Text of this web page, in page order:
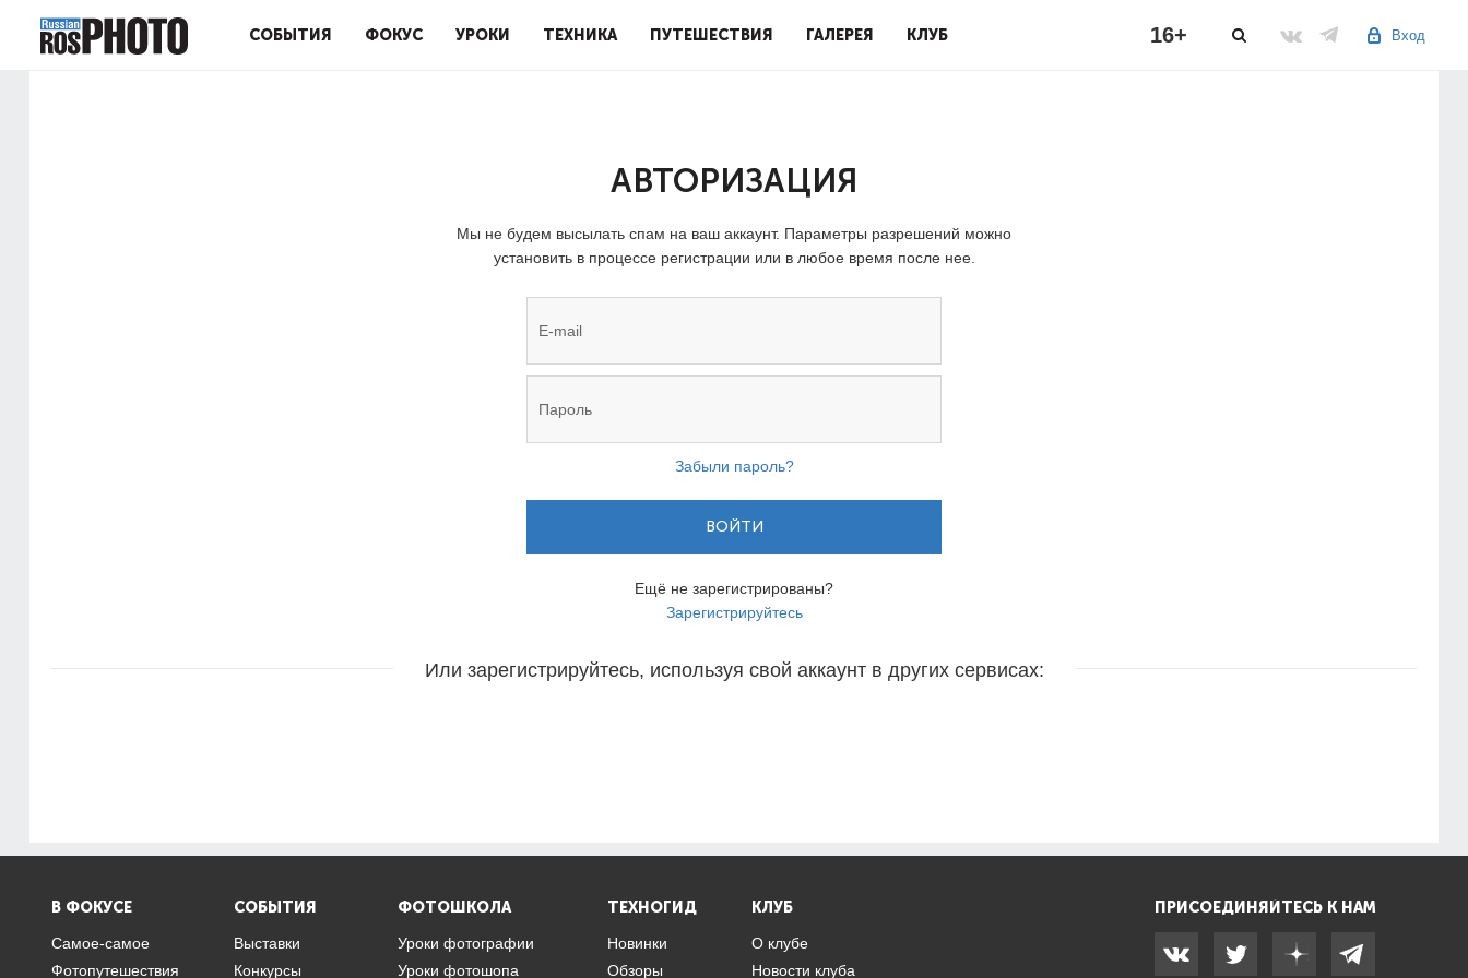
СОБЫТИЯ ФОКУС УРОКИ ТЕХНИКА ПУТЕШЕСТВИЯ ГАЛЕРЕЯ КЛУБ Вход
16+
АВТОРИЗАЦИЯ
Мы не будем высылать спам на ваш аккаунт. Параметры разрешений можно
установить в процессе регистрации или в любое время после нее.
Забыли пароль?
ВОЙТИ
Ещё не зарегистрированы?
Зарегистрируйтесь
Или зарегистрируйтесь, используя свой аккаунт в других сервисах:
В ФОКУСЕ
Самое-самое
Фотопутешествия
СОБЫТИЯ
Выставки
Конкурсы
ФОТОШКОЛА
Уроки фотографии
Уроки фотошопа
ТЕХНОГИД
Новинки
Обзоры
КЛУБ
О клубе
Новости клуба
ПРИСОЕДИНЯЙТЕСЬ К НАМ